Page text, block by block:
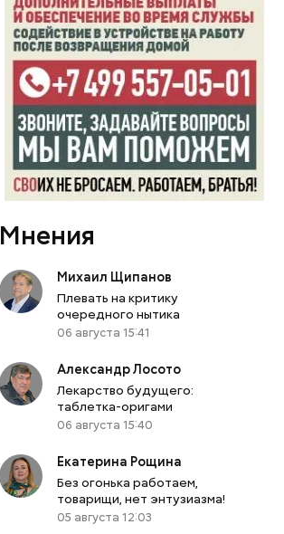
Мнения
Михаил Щипанов
Плевать на критику
очередного нытика
06 августа 15:41
Александр Лосото
Лекарство будущего:
таблетка-оригами
06 августа 15:40
Екатерина Рощина
Без огонька работаем,
товарищи, нет энтузиазма!
05 августа 12:03